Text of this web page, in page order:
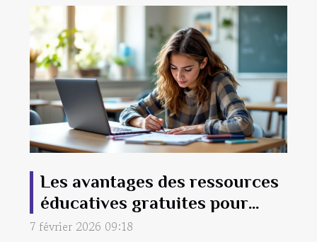
Les avantages des ressources
éducatives gratuites pour
maîtriser les mathématiques
7 février 2026 09:18